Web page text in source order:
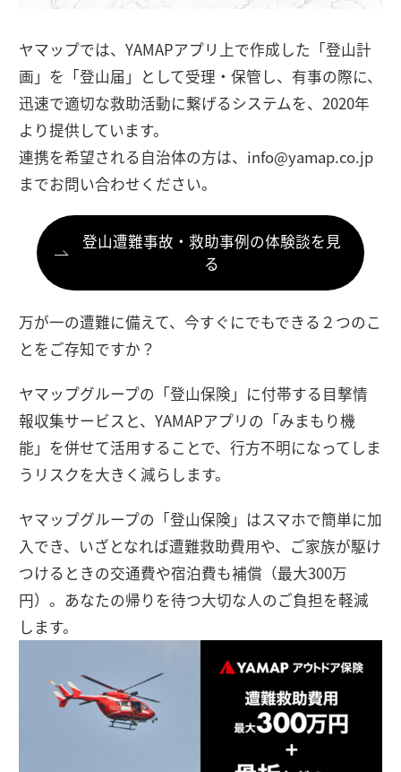
ヤマップでは、YAMAPアプリ上で作成した「登山計
画」を「登山届」として受理・保管し、有事の際に、
迅速で適切な救助活動に繋げるシステムを、2020年
より提供しています。
連携を希望される自治体の方は、info@yamap.co.jp
までお問い合わせください。
登山遭難事故・救助事例の体験談を見
る
万が一の遭難に備えて、今すぐにでもできる２つのこ
とをご存知ですか？
ヤマップグループの「登山保険」に付帯する目撃情
報収集サービスと、YAMAPアプリの「みまもり機
能」を併せて活用することで、行方不明になってしま
うリスクを大きく減らします。
ヤマップグループの「登山保険」はスマホで簡単に加
入でき、いざとなれば遭難救助費用や、ご家族が駆け
つけるときの交通費や宿泊費も補償（最大300万
円）。あなたの帰りを待つ大切な人のご負担を軽減
します。